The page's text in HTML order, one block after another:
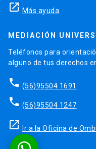
launch Más ayuda
MEDIACIÓN
Teléfonos para
alguno de tus derechos
phone (56)95504 1691
phone (56)95504 1247
launch Ir a la Oficina de